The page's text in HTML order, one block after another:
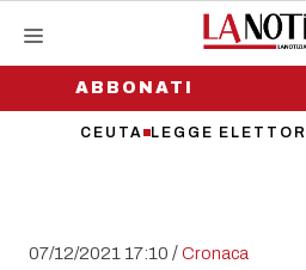
contenutoABBONATI
CEUTA LEGGE
07/12/2021 17:10 /Cronaca